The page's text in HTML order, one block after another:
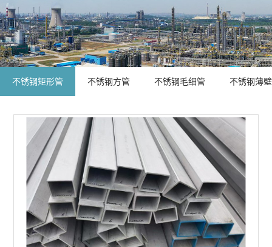
不锈钢矩形管 不锈钢方管 不锈钢毛细管 不锈钢薄